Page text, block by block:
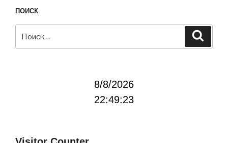
ПОИСК
8/8/2026
22:49:23